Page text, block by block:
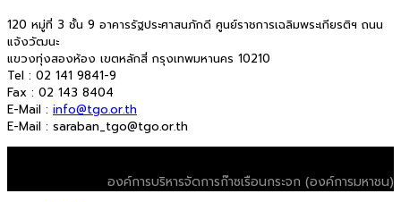
120 หมู่ที่ 3 ชั้น 9 อาคารรัฐประศาสนภักดี ศูนย์ราชการเฉลิมพระเกียรติฯ ถนน
แจ้งวัฒนะ
แขวงทุ่งสองห้อง เขตหลักสี่ กรุงเทพมหานคร 10210
Tel : 02 141 9841-9
Fax : 02 143 8404
E-Mail : info@tgo.or.th
E-Mail : saraban_tgo@tgo.or.th
องค์การบริหารจัดการก๊าซเรือนกระจก (องค์การมหาชน)